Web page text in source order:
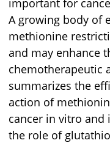
A growing body of
methionine
and may enhance
chemotherapeutic
summarizes the
action of
cancer in vitro and
the role of